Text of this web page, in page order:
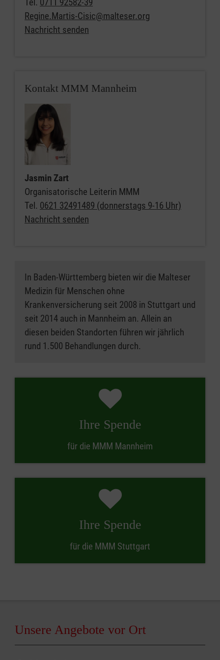
Regine.Martis-Cisic@malteser.org
Nachricht senden
Kontakt MMM Mannheim
Jasmin Zart
Organisatorische Leiterin MMM
Tel. 0621 32491489 (donnerstags 9-16 Uhr)
Nachricht senden
In Baden-Württemberg bieten wir die Malteser
Medizin für Menschen ohne
Krankenversicherung seit 2008 in Stuttgart und
seit 2014 auch in Mannheim an. Allein an
diesen beiden Standorten führen wir jährlich
rund 1.500 Behandlungen durch.
Ihre Spende
für die MMM Mannheim
Ihre Spende
für die MMM Stuttgart
Unsere Angebote vor Ort